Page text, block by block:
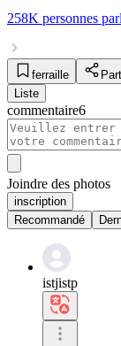
258K personnes
ferraille
Liste
commentaire6
Joindre des photos
inscription
Recommandé
istjistp